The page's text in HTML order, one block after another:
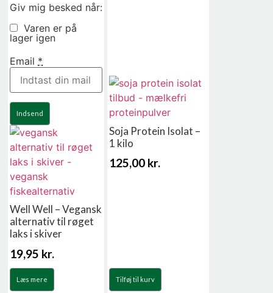
Giv mig besked når:
Varen er på
lager igen
Email *
Indsend
Well Well – Vegansk
alternativ til røget
laks i skiver
19,95 kr.
Læs mere
Soja Protein Isolat –
1 kilo
125,00 kr.
Tilføj til kurv